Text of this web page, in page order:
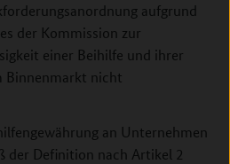
aufgrund
der Kommission zur
einer Beihilfe und ihrer
Binnenmarkt nicht
an Unternehmen
der Definition nach Artikel 2